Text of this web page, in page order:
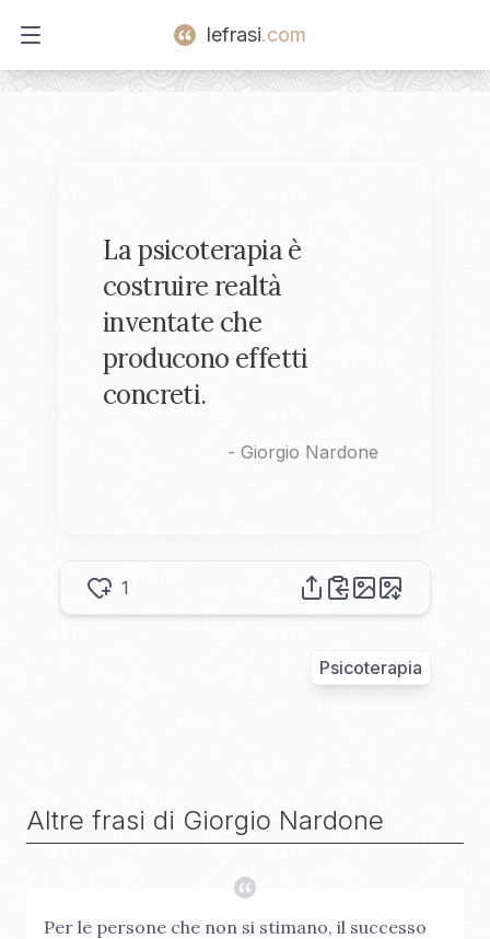
Open main menu
lefrasi.com
La psicoterapia è
costruire realtà
inventate che
producono effetti
concreti.
- Giorgio Nardone
1
Psicoterapia
Altre frasi di Giorgio Nardone
Per le persone che non si stimano, il successo